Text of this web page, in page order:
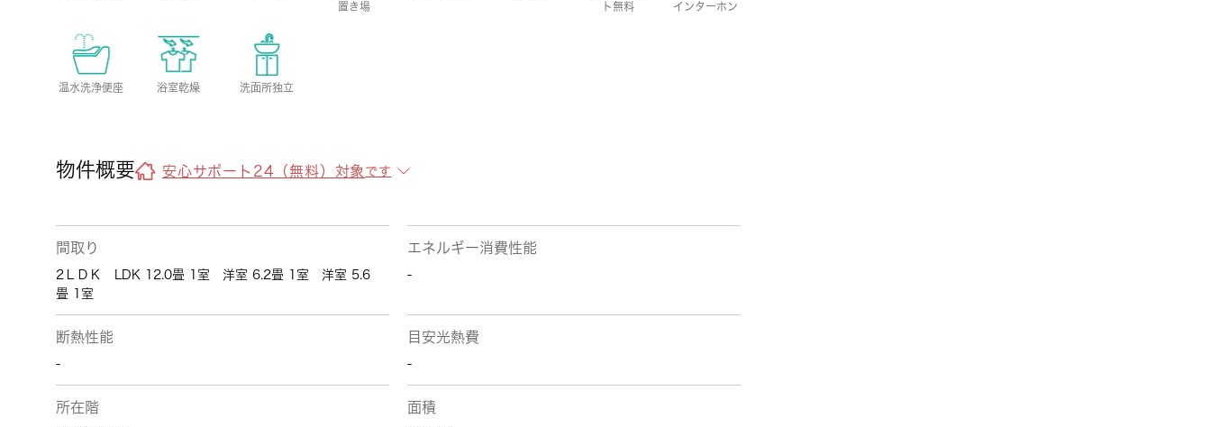
置き場
ト無料
インターホン
温水洗浄便座 浴室乾燥 洗面所独立
物件概要 安心サポート24（無料）対象 です
間取り
2ＬＤＫ LDK 12.0畳 1室 洋室 6.2畳 1室 洋室 5.6
畳 1室
エネルギー消費性能
-
断熱性能
-
目安光熱費
-
所在階 面積